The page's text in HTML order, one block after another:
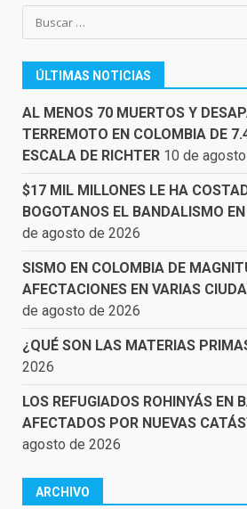
Buscar:
ÚLTIMAS NOTICIAS
AL MENOS 70 MUERTOS Y
TERREMOTO EN COLOMBIA DE
ESCALA DE RICHTER 10 de
$17 MIL MILLONES LE HA
BOGOTANOS EL BANDALISMO
de agosto de 2026
SISMO EN COLOMBIA DE
AFECTACIONES EN VARIAS
de agosto de 2026
¿QUÉ SON LAS MATERIAS
2026
LOS REFUGIADOS ROHINYÁS EN
AFECTADOS POR NUEVAS
agosto de 2026
ARCHIVO